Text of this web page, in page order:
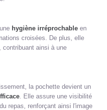
hygiène irréprochable en
croisées. De plus, elle
ainsi à une
la pochette devient un
. Elle assure une visibilité
repas, renforçant ainsi l'image